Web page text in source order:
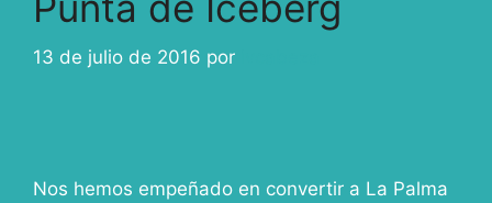
13 de julio de 2016 por
Nos hemos empeñado en convertir a La Palma